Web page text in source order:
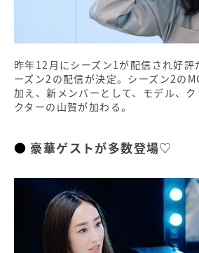
昨年12月にシーズン1が配信され好評
ーズン2の配信が決定。シーズン2の
加え、新メンバーとして、モデル、
クターの山賀が加わる。
豪華ゲストが多数登場♡